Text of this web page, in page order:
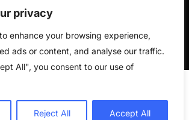
privacy
enhance your browsing experience,
ads or content, and analyse our traffic.
All", you consent to our use of
Reject All Accept All
voorbehouden
door